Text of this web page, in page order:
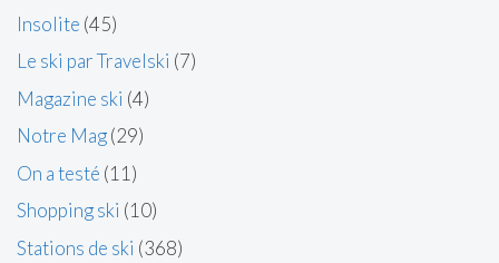
Insolite (45)
Le ski par Travelski (7)
Magazine ski (4)
Notre Mag(29)
On a testé (11)
Shopping ski (10)
Stations de ski (368)